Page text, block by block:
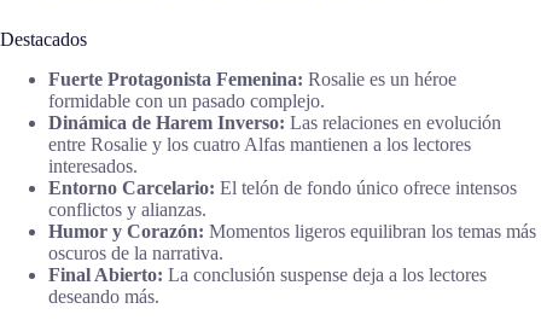
Destacados
Fuerte Protagonista Femenina: Rosalie es un héroe
formidable con un pasado complejo.
Dinámica de Harem Inverso: Las relaciones en evolución
entre Rosalie y los cuatro Alfas mantienen a los lectores
interesados.
Entorno Carcelario: El telón de fondo único ofrece intensos
conflictos y alianzas.
Humor y Corazón: Momentos ligeros equilibran los temas más
oscuros de la narrativa.
Final Abierto: La conclusión suspense deja a los lectores
deseando más.